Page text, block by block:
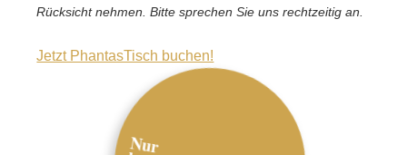
Rücksicht nehmen. Bitte sprechen Sie uns rechtzeitig an.
Jetzt PhantasTisch buchen!
Nur